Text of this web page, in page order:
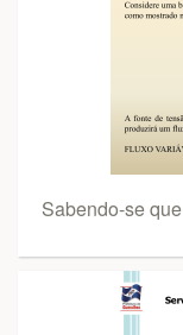
Sabendo-se que